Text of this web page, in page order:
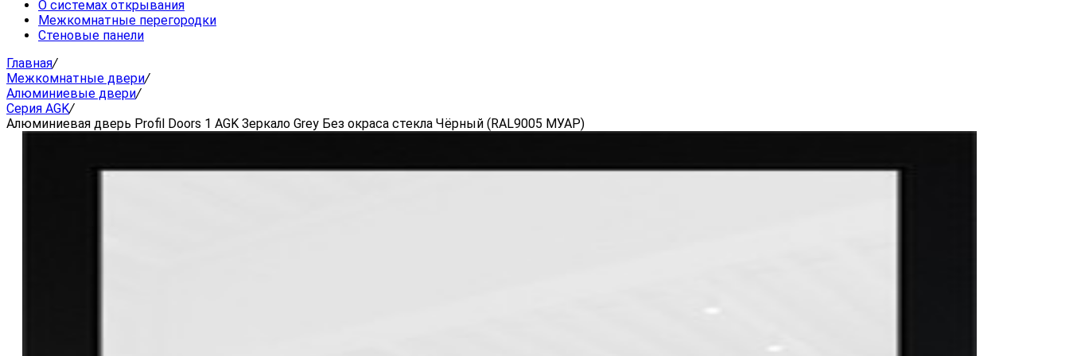
О системах открывания
Межкомнатные перегородки
Стеновые панели
Главная/
Межкомнатные двери/
Алюминиевые двери/
Серия AGK/
Алюминиевая дверь Profil Doors 1 AGK Зеркало Grey Без окраса стекла Чёрный (RAL9005 МУАР)